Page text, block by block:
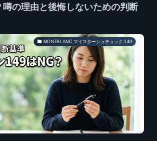
噂の理由と後悔しないための判断
MONTBLANC マイスターシュテュック 149